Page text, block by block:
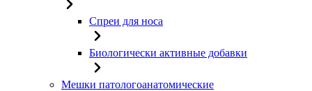
Спреи для носа
Биологически активные добавки
Мешки патологоанатомические